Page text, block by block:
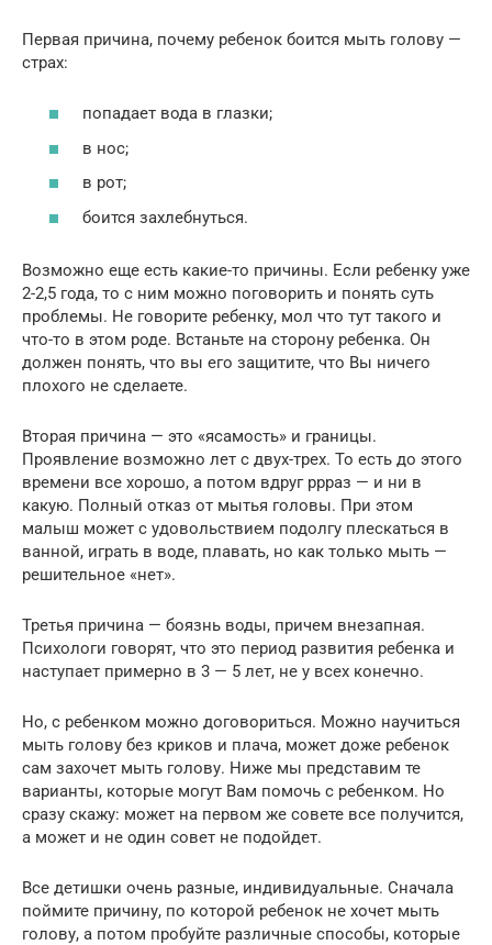
Первая причина, почему ребенок боится мыть голову —
страх:
попадает вода в глазки;
в нос;
в рот;
боится захлебнуться.
Возможно еще есть какие-то причины. Если ребенку уже
2-2,5 года, то с ним можно поговорить и понять суть
проблемы. Не говорите ребенку, мол что тут такого и
что-то в этом роде. Встаньте на сторону ребенка. Он
должен понять, что вы его защитите, что Вы ничего
плохого не сделаете.
Вторая причина — это «ясамость» и границы.
Проявление возможно лет с двух-трех. То есть до этого
времени все хорошо, а потом вдруг ррраз — и ни в
какую. Полный отказ от мытья головы. При этом
малыш может с удовольствием подолгу плескаться в
ванной, играть в воде, плавать, но как только мыть —
решительное «нет».
Третья причина — боязнь воды, причем внезапная.
Психологи говорят, что это период развития ребенка и
наступает примерно в 3 — 5 лет, не у всех конечно.
Но, с ребенком можно договориться. Можно научиться
мыть голову без криков и плача, может доже ребенок
сам захочет мыть голову. Ниже мы представим те
варианты, которые могут Вам помочь с ребенком. Но
сразу скажу: может на первом же совете все получится,
а может и не один совет не подойдет.
Все детишки очень разные, индивидуальные. Сначала
поймите причину, по которой ребенок не хочет мыть
голову, а потом пробуйте различные способы, которые